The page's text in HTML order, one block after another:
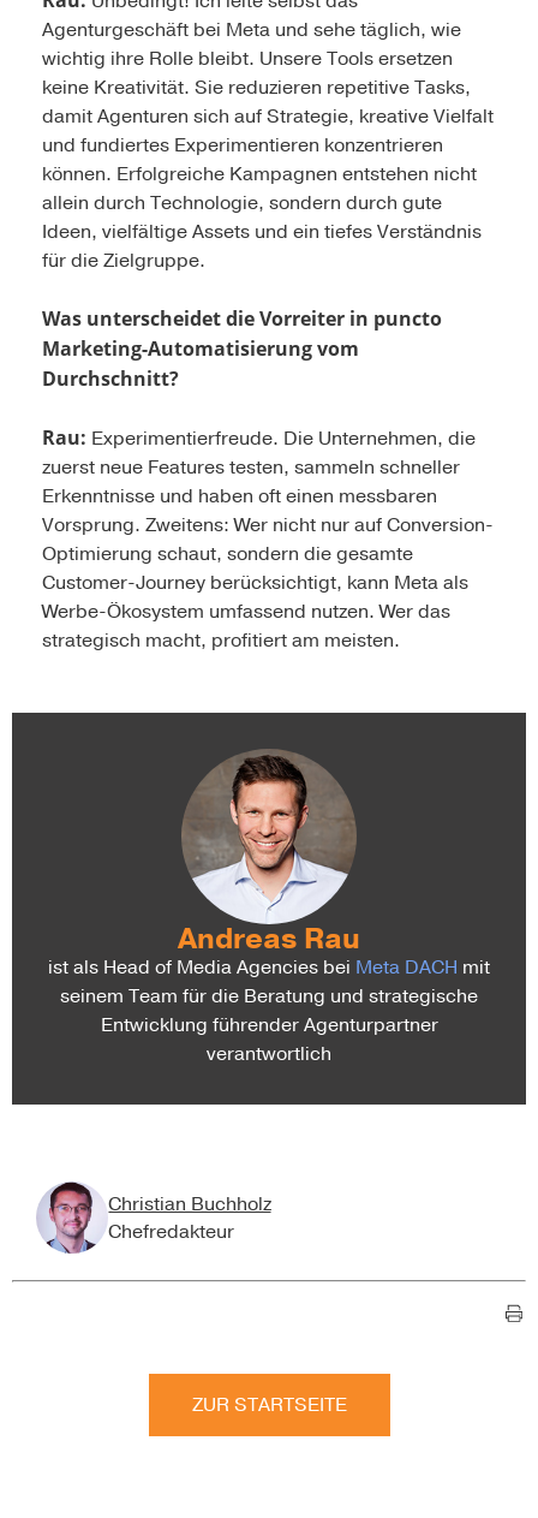
Agenturgeschäft bei Meta und sehe täglich, wie
wichtig ihre Rolle bleibt. Unsere Tools ersetzen
keine Kreativität. Sie reduzieren repetitive Tasks,
damit Agenturen sich auf Strategie, kreative Vielfalt
und fundiertes Experimentieren konzentrieren
können. Erfolgreiche Kampagnen entstehen nicht
allein durch Technologie, sondern durch gute
Ideen, vielfältige Assets und ein tiefes Verständnis
für die Zielgruppe.
Was unterscheidet die Vorreiter in puncto
Marketing-Automatisierung vom
Durchschnitt?
Rau: Experimentierfreude. Die Unternehmen, die
zuerst neue Features testen, sammeln schneller
Erkenntnisse und haben oft einen messbaren
Vorsprung. ­Zweitens: Wer nicht nur auf Conversion-
Optimierung schaut, sondern die gesamte
Customer-Journey be­rücksichtigt, kann Meta als
Werbe-Ökosystem um­fassend nutzen. Wer das
strategisch macht, profitiert am meisten.
Andreas Rau
ist als Head of Media Agencies bei Meta DACH mit
seinem Team für die Beratung und strategische
Entwicklung führender Agenturpartner
verantwortlich
Christian Buchholz
Chefredakteur
ZUR STARTSEITE